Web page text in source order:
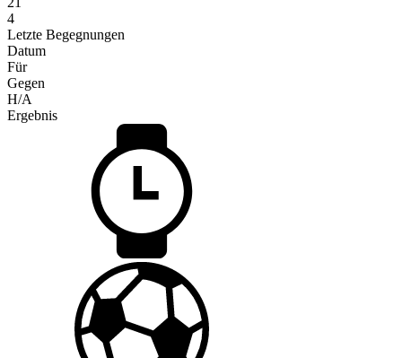
4
Letzte Begegnungen
Datum
Für
Gegen
H/A
Ergebnis